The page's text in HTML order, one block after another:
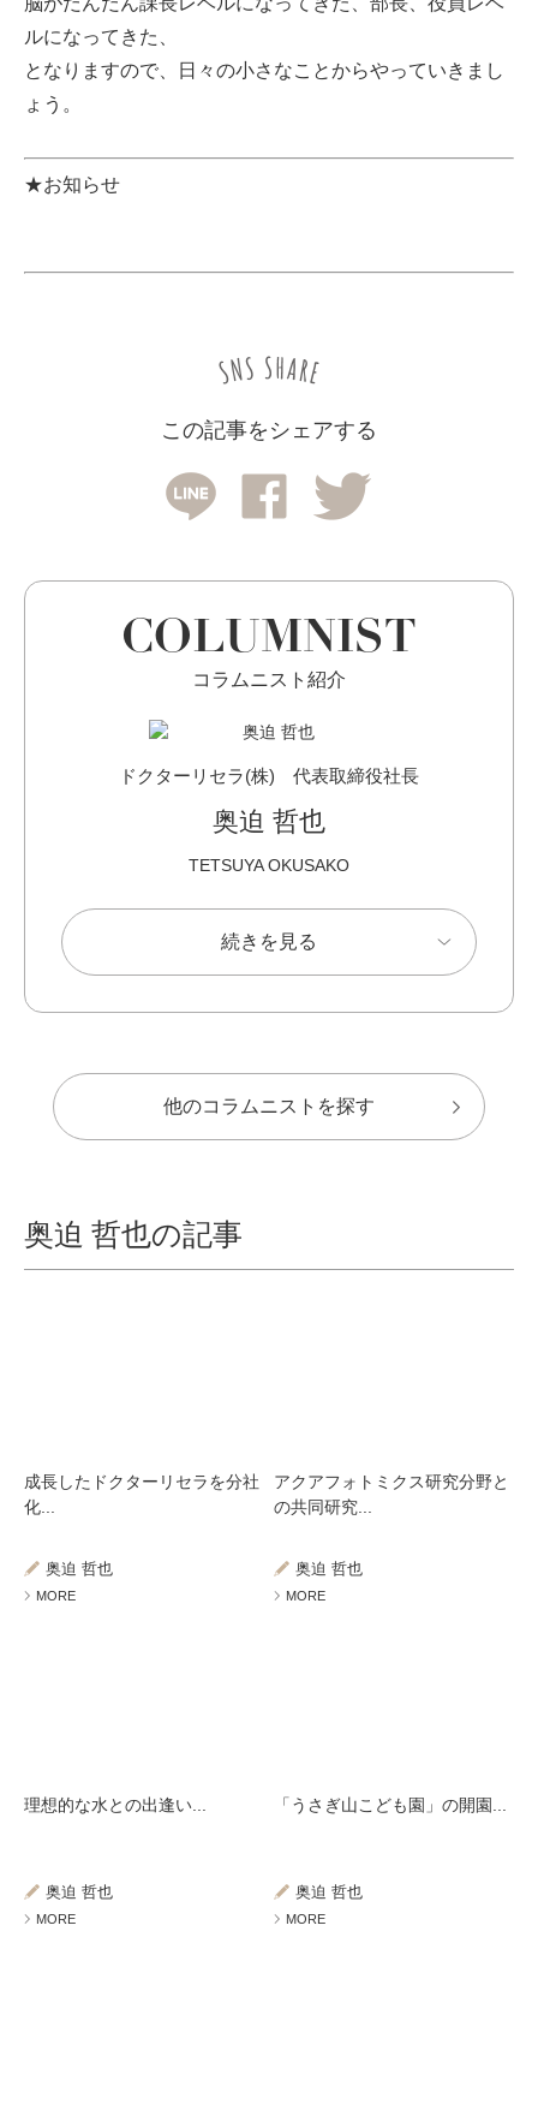
ルになってきた、
となりますので、日々の小さなことからやっていきまし
ょう。
★お知らせ
この記事をシェアする
COLUMNIST
コラムニスト紹介
ドクターリセラ(株) 代表取締役社長
奥迫 哲也
TETSUYA OKUSAKO
続きを見る
他のコラムニストを探す
奥迫 哲也の記事
成長したドクターリセラを分社
化...
奥迫 哲也
MORE
アクアフォトミクス研究分野と
の共同研究...
奥迫 哲也
MORE
理想的な水との出逢い...
奥迫 哲也
MORE
「うさぎ山こども園」の開園...
奥迫 哲也
MORE